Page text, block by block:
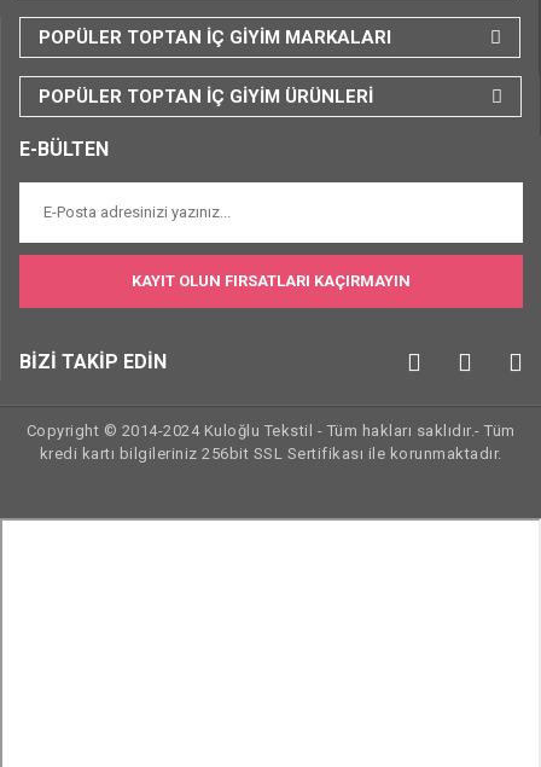
POPÜLER TOPTAN İÇ GİYİM MARKALARI
POPÜLER TOPTAN İÇ GİYİM ÜRÜNLERİ
E-BÜLTEN
KAYIT OLUN FIRSATLARI KAÇIRMAYIN
BİZİ TAKİP EDİN
Copyright © 2014-2024 Kuloğlu Tekstil - Tüm hakları saklıdır.- Tüm
kredi kartı bilgileriniz 256bit SSL Sertifikası ile korunmaktadır.